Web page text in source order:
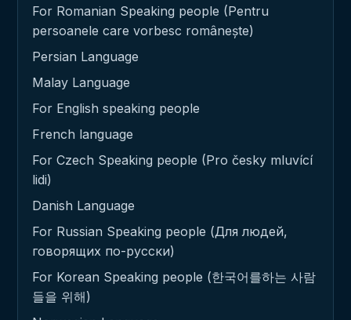
For Romanian Speaking people (Pentru
persoanele care vorbesc românește)
Persian Language
Malay Language
For English speaking people
French language
For Czech Speaking people (Pro česky mluvící
lidi)
Danish Language
For Russian Speaking people (Для людей,
говорящих по-русски)
For Korean Speaking people (한국어를하는 사람
들을 위해)